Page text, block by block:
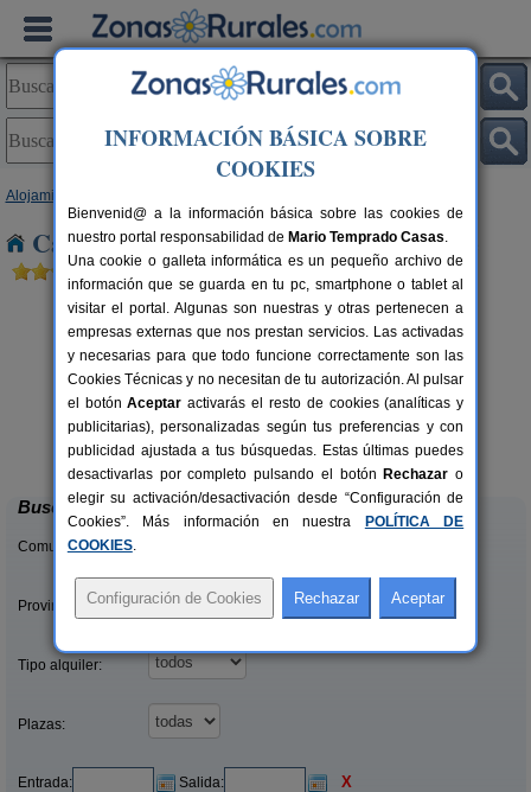
Alojamientos
Casas Rurales cerca de Torres de Segre
10-15+2 pers.
desde28 €
Casa Sisquet
Montcortes (Lleida)
Buscar
Comunidades:
Provincias/Islas:
Tipo alquiler:
Plazas:
Entrada: Salida: X
INFORMACIÓN BÁSICA SOBRE
COOKIES
Bienvenid@ a la información básica sobre las cookies de
nuestro portal responsabilidad de Mario Temprado Casas.
Una cookie o galleta informática es un pequeño archivo de
información que se guarda en tu pc, smartphone o tablet al
visitar el portal. Algunas son nuestras y otras pertenecen a
empresas externas que nos prestan servicios. Las activadas
y necesarias para que todo funcione correctamente son las
Cookies Técnicas y no necesitan de tu autorización. Al pulsar
el botónAceptar activarás el resto de cookies (analíticas y
publicitarias), personalizadas según tus preferencias y con
publicidad ajustada a tus búsquedas. Estas últimas puedes
desactivarlas por completo pulsando el botón Rechazar o
elegir su activación/desactivación desde “Configuración de
Cookies”. Más información en nuestra
POLÍTICA DE
COOKIES.